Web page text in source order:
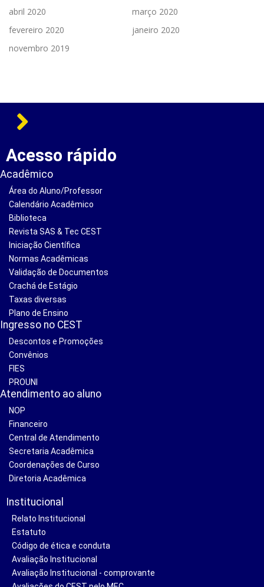
abril 2020
março 2020
fevereiro 2020
janeiro 2020
novembro 2019
Acesso rápido
Acadêmico
Área do Aluno/Professor
Calendário Acadêmico
Biblioteca
Revista SAS & Tec CEST
Iniciação Científica
Normas Acadêmicas
Validação de Documentos
Crachá de Estágio
Taxas diversas
Plano de Ensino
Ingresso no CEST
Descontos e Promoções
Convênios
FIES
PROUNI
Atendimento ao aluno
NOP
Financeiro
Central de Atendimento
Secretaria Acadêmica
Coordenações de Curso
Diretoria Acadêmica
Institucional
Relato Institucional
Estatuto
Código de ética e conduta
Avaliação Institucional
Avaliação Institucional - comprovante